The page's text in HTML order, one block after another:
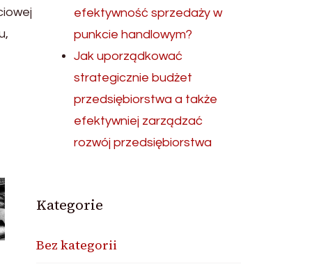
efektywność sprzedaży w
punkcie handlowym?
Jak uporządkować
strategicznie budżet
przedsiębiorstwa a także
efektywniej zarządzać
rozwój przedsiębiorstwa
Kategorie
Bez kategorii